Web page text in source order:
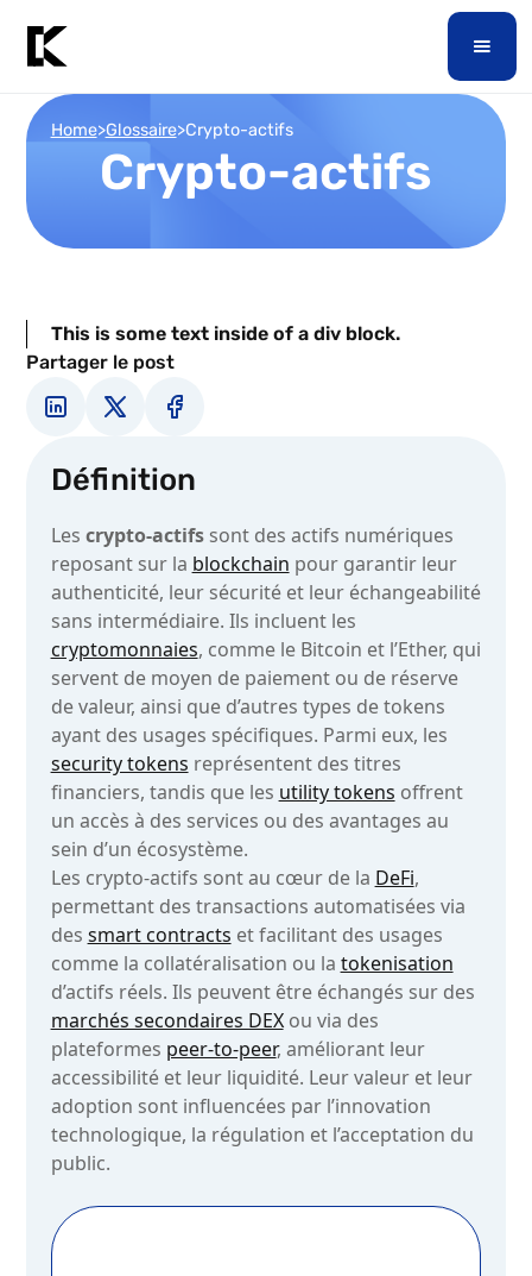
Home>Glossaire>Crypto-actifs
Crypto-actifs
This is some text inside of a div block.
Partager le post
Définition
Les crypto-actifssont des actifs numériques
reposant sur la blockchain pour garantir leur
authenticité, leur sécurité et leur échangeabilité
sans intermédiaire. Ils incluent les
cryptomonnaies, comme le Bitcoin et l’Ether, qui
servent de moyen de paiement ou de réserve
de valeur, ainsi que d’autres types de tokens
ayant des usages spécifiques. Parmi eux, les
security tokens représentent des titres
financiers, tandis que les utility tokens offrent
un accès à des services ou des avantages au
sein d’un écosystème.
Les crypto-actifs sont au cœur de la DeFi,
permettant des transactions automatisées via
des smart contracts et facilitant des usages
comme la collatéralisation ou la tokenisation
d’actifs réels. Ils peuvent être échangés sur des
marchés secondaires DEXou via des
plateformes peer-to-peer, améliorant leur
accessibilité et leur liquidité. Leur valeur et leur
adoption sont influencées par l’innovation
technologique, la régulation et l’acceptation du
public.